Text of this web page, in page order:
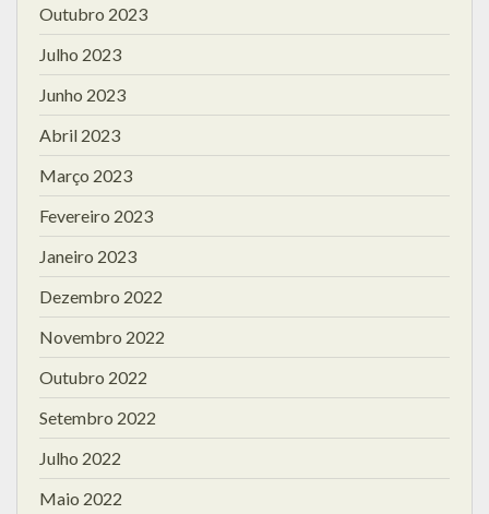
Outubro 2023
Julho 2023
Junho 2023
Abril 2023
Março 2023
Fevereiro 2023
Janeiro 2023
Dezembro 2022
Novembro 2022
Outubro 2022
Setembro 2022
Julho 2022
Maio 2022